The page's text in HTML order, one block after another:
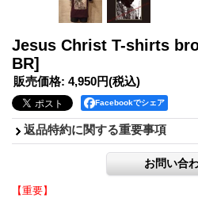
Jesus Christ T-shirts
BR]
販売価格: 4,950円(税込)
Facebookでシェア
返品特約に関する重要事項
【重要】